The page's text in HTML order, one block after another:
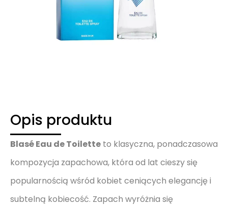
Opis produktu
Blasé Eau de Toilette to klasyczna, ponadczasowa
kompozycja zapachowa, która od lat cieszy się
popularnością wśród kobiet ceniących elegancję i
subtelną kobiecość. Zapach wyróżnia się